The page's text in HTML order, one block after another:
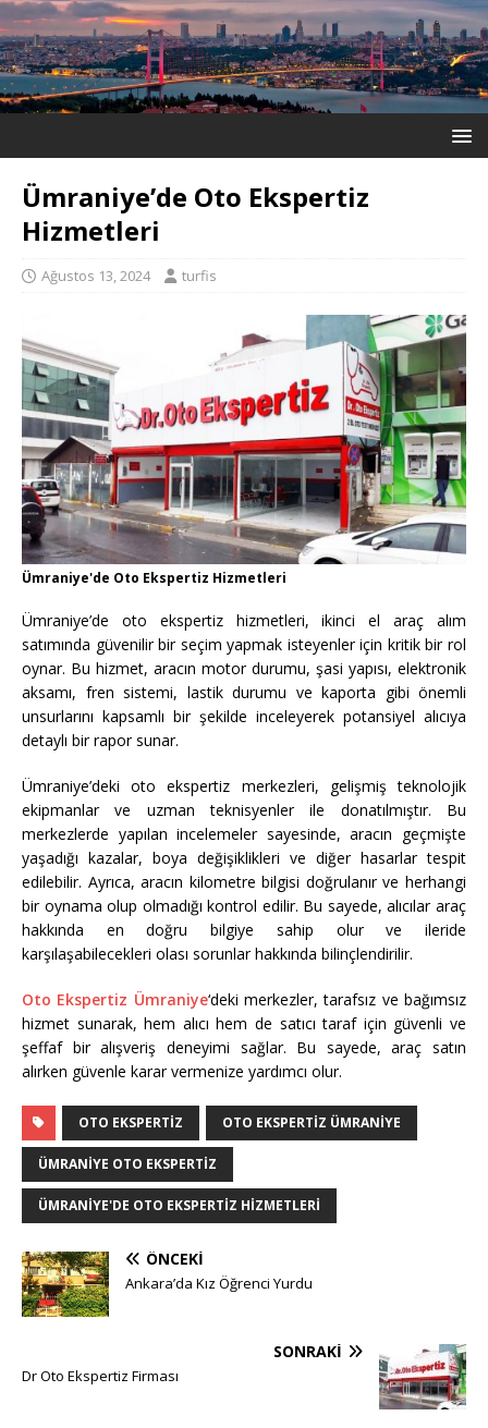
Ümraniye’de Oto Ekspertiz
Hizmetleri
Ağustos 13, 2024 turfis
Ümraniye'de Oto Ekspertiz Hizmetleri
Ümraniye’de oto ekspertiz hizmetleri, ikinci el araç alım
satımında güvenilir bir seçim yapmak isteyenler için kritik bir rol
oynar. Bu hizmet, aracın motor durumu, şasi yapısı, elektronik
aksamı, fren sistemi, lastik durumu ve kaporta gibi önemli
unsurlarını kapsamlı bir şekilde inceleyerek potansiyel alıcıya
detaylı bir rapor sunar.
Ümraniye’deki oto ekspertiz merkezleri, gelişmiş teknolojik
ekipmanlar ve uzman teknisyenler ile donatılmıştır. Bu
merkezlerde yapılan incelemeler sayesinde, aracın geçmişte
yaşadığı kazalar, boya değişiklikleri ve diğer hasarlar tespit
edilebilir. Ayrıca, aracın kilometre bilgisi doğrulanır ve herhangi
bir oynama olup olmadığı kontrol edilir. Bu sayede, alıcılar araç
hakkında en doğru bilgiye sahip olur ve ileride
karşılaşabilecekleri olası sorunlar hakkında bilinçlendirilir.
Oto Ekspertiz Ümraniye‘deki merkezler, tarafsız ve bağımsız
hizmet sunarak, hem alıcı hem de satıcı taraf için güvenli ve
şeffaf bir alışveriş deneyimi sağlar. Bu sayede, araç satın
alırken güvenle karar vermenize yardımcı olur.
OTO EKSPERTIZ OTO EKSPERTIZ ÜMRANIYE
ÜMRANIYE OTO EKSPERTIZ
ÜMRANIYE'DE OTO EKSPERTIZ HIZMETLERI
ÖNCEKI
Ankara’da Kız Öğrenci Yurdu
SONRAKI
Dr Oto Ekspertiz Firması